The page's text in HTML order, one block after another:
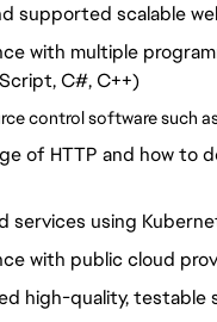
supported scalable
with multiple
C#, C++)
control software such
of HTTP and how to
services using
with public cloud
high-quality, testable